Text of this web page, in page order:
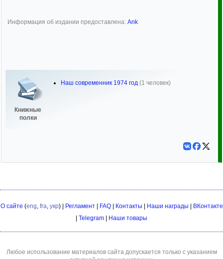
Информация об издании предоставлена: Ank
Книжные
полки
Наш современник 1974 год (1 человек)
О сайте (eng, fra, укр) | Регламент| FAQ| Контакты Наши награды
ВКонтакте
Telegram Наши товары
Любое использование материалов сайта допускается только с указанием